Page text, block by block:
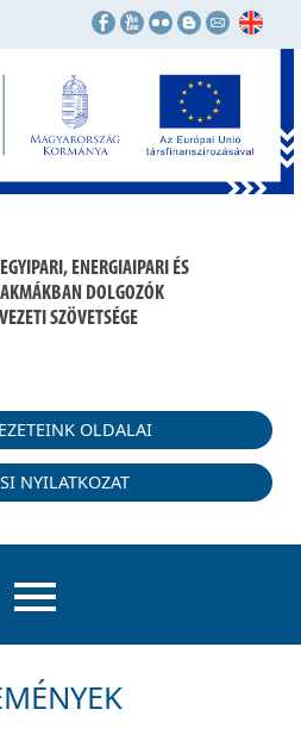
ENERGIAIPARI ÉS
DOLGOZÓK
SZÖVETSÉGE
OLDALAI
NYILATKOZAT